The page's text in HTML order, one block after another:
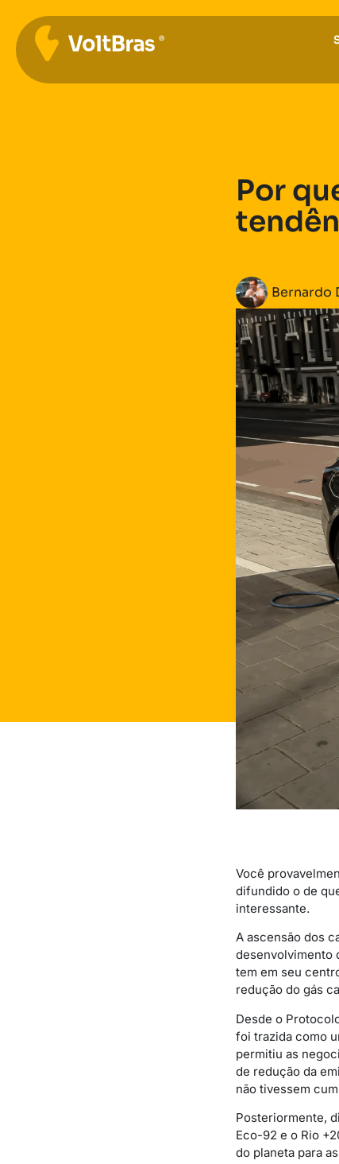
Por
Bernardo
Você
difundido o de
interessante.
A ascensão dos
desenvolvimento
tem em seu
redução do gás
Desde o
foi trazida como
permitiu as
de redução da
não tivessem
Posteriormente,
Eco-92 e o Rio
do planeta para